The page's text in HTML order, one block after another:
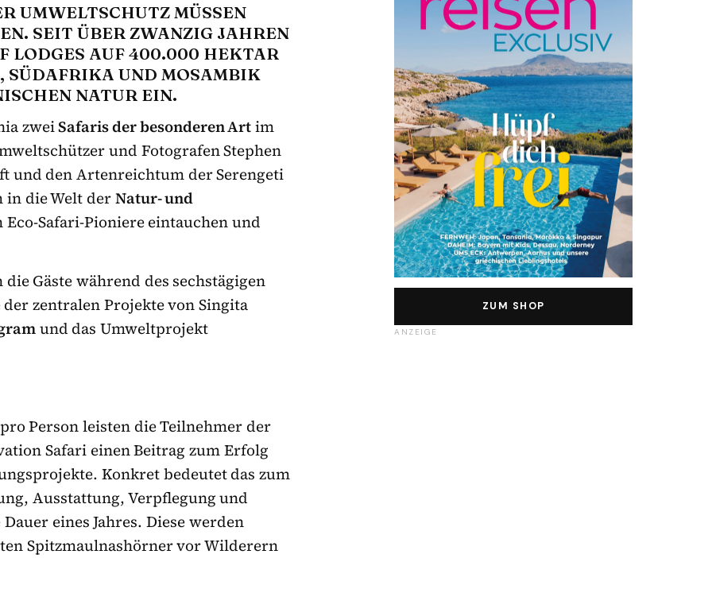
UMWELTSCHUTZ MÜSSEN
SEIT ÜBER ZWANZIG JAHREN
LODGES AUF 400.000 HEKTAR
UND MOSAMBIK
NATUR EIN.
zweiSafaris der besonderen Artim
und Fotografen Stephen
und den Artenreichtum der Serengeti
in die Welt derNatur- und
Safari-Pioniere eintauchen und
Gäste während des sechstägigen
zentralen Projekte von Singita
und das Umweltprojekt
Person leisten die Teilnehmer der
Safari einen Beitrag zum Erfolg
Konkret bedeutet das zum
Ausstattung, Verpflegung und
eines Jahres. Diese werden
Spitzmaulnashörner vor Wilderern
ZUM SHOP
ANZEIGE